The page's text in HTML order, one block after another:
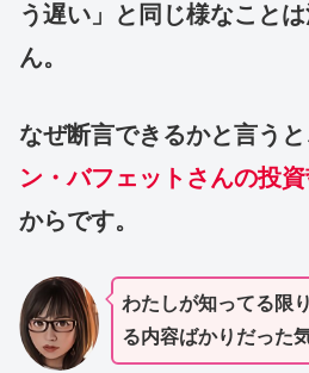
う遅い」と同じ様なこと
ん。
なぜ断言できるかと言う
ン・バフェットさんの投
からです。
わたしが知ってる限
る内容ばかりだった